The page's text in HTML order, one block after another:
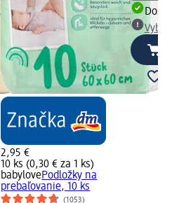
2,95 €
10 ks (0,30 € za 1 ks)
babylovePodložky na
prebaľovanie, 10 ks
(1053)